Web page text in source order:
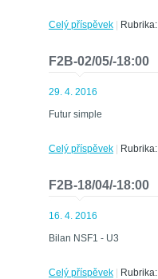
Celý příspěvek Rubrika:
F2B-02/05/-18:00
29. 4. 2016
Futur simple
Celý příspěvek Rubrika:
F2B-18/04/-18:00
16. 4. 2016
Bilan NSF1 - U3
Celý příspěvek Rubrika: